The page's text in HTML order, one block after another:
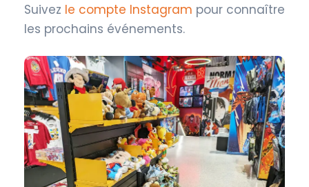
Suivez le compte Instagram pour connaître
les prochains événements.